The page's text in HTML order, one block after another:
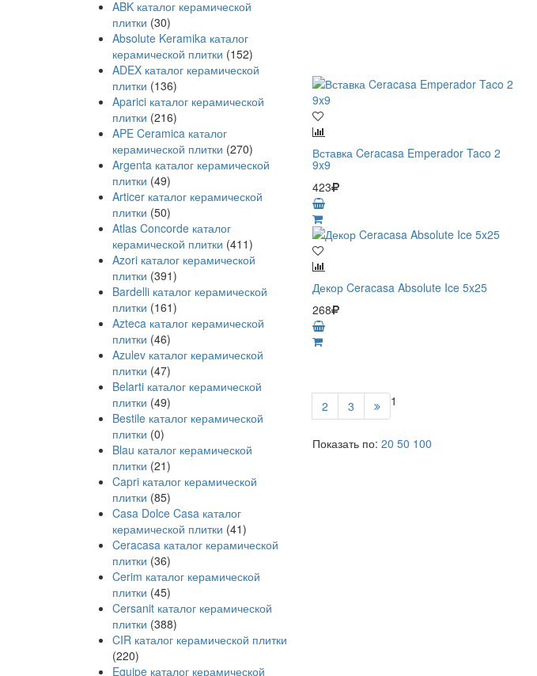
ABK каталог керамической
плитки (30)
Absolute Keramika каталог
керамической плитки (152)
ADEX каталог керамической
плитки (136)
Aparici каталог керамической
плитки (216)
APE Ceramica каталог
керамической плитки (270)
Argenta каталог керамической
плитки (49)
Articer каталог керамической
плитки (50)
Atlas Concorde каталог
керамической плитки (411)
Azori каталог керамической
плитки (391)
Bardelli каталог керамической
плитки (161)
Azteca каталог керамической
плитки (46)
Azulev каталог керамической
плитки (47)
Belarti каталог керамической
плитки (49)
Bestile каталог керамической
плитки (0)
Blau каталог керамической
плитки (21)
Capri каталог керамической
плитки (85)
Casa Dolce Casa каталог
керамической плитки (41)
Ceracasa каталог керамической
плитки (36)
Cerim каталог керамической
плитки (45)
Cersanit каталог керамической
плитки (388)
CIR каталог керамической плитки
(220)
Equipe каталог керамической
Вставка Ceracasa Emperador Taco 2
9x9
423
Декор Ceracasa Absolute Ice 5x25
268
1
2 3
Показать по: 20 50 100